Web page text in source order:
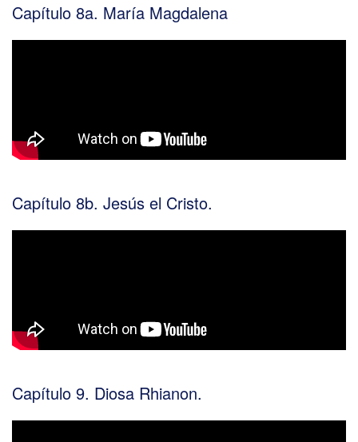
Capítulo 8a. María Magdalena
Capítulo 8b. Jesús el Cristo.
Capítulo 9. Diosa Rhianon.